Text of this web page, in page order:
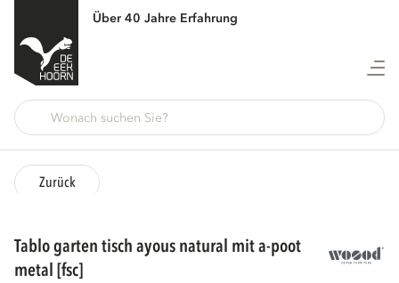
Über 40 Jahre Erfahrung
Zurück
tablo garten tisch ayous natural mit a-poot
metal [fsc]